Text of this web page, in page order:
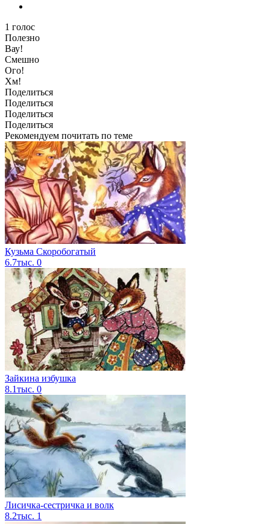
1 голос
Полезно
Вау!
Смешно
Ого!
Хм!
Поделиться
Поделиться
Поделиться
Поделиться
Рекомендуем почитать по теме
Кузьма Скоробогатый
6.7тыс. 0
Зайкина избушка
8.1тыс. 0
Лисичка-сестричка и волк
8.2тыс. 1